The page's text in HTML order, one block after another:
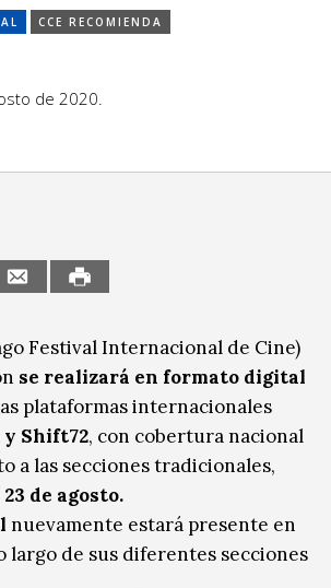
CCE RECOMIENDA
de 2020.
Festival Internacional de Cine)
se realizará en formato digital
plataformas internacionales
y Shift72, con cobertura nacional
a las secciones tradicionales,
de agosto.
nuevamente estará presente en
largo de sus diferentes secciones